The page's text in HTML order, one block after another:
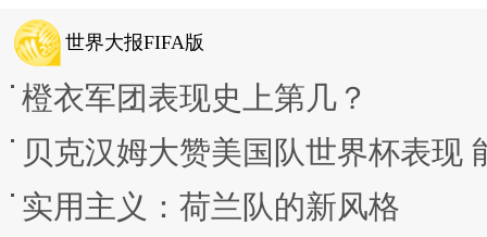
世界大报FIFA版
橙衣军团表现史上第几？
贝克汉姆大赞美国队世界杯表现
实用主义：荷兰队的新风格